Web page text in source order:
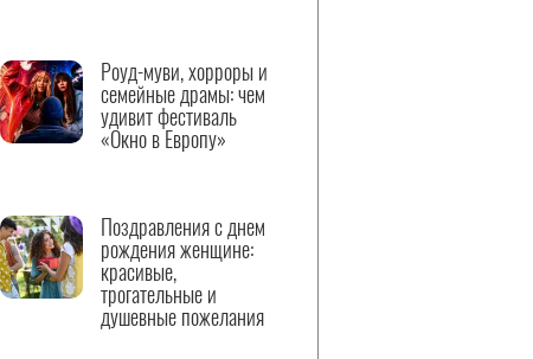
Роуд-муви, хорроры и
семейные драмы: чем
удивит фестиваль
«Окно в Европу»
Поздравления с днем
рождения женщине:
красивые,
трогательные и
душевные пожелания